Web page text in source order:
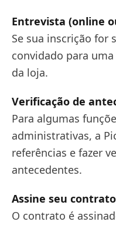
Entrevista (online
Se sua inscrição for
convidado para
da loja.
Verificação de
Para algumas
administrativas, a
referências e fazer
antecedentes.
Assine seu
O contrato é